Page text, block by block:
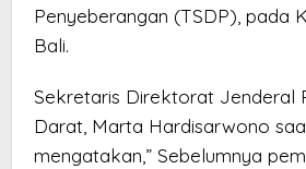
Penyeberangan (TSDP), pada
Bali.
Sekretaris Direktorat Jenderal
Darat, Marta Hardisarwono
mengatakan,” Sebelumnya